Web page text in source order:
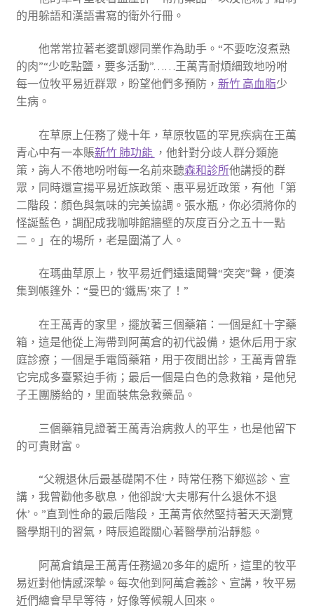
的用躲語和漢語書寫的衛外行冊。
他常常拉著老婆凱嫪同業作為助手。“不要吃沒煮熟
的肉”“少吃點鹽，要多活動”……王萬青耐煩細致地吩咐
每一位牧平易近群眾，盼望他們多預防， 新竹 高血脂少
生病。
在草原上任務了幾十年，草原牧區的罕見疾病在王萬
青心中有一本賬新竹 肺功能 ，他針對分歧人群分類施
策，誨人不倦地吩咐每一名前來聽森和診所他講授的群
眾，同時還宣揚平易近族政策、惠平易近政策，有他「第
二階段：顏色與氣味的完美協調。張水瓶，你必須將你的
怪誕藍色，調配成我咖啡館牆壁的灰度百分之五十一點
二。」在的場所，老是圍滿了人。
在瑪曲草原上，牧平易近們遠遠聞聲“突突”聲，便湊
集到帳篷外：“曼巴的‘鐵馬’來了！”
在王萬青的家里，擺放著三個藥箱：一個是紅十字藥
箱，這是他從上海帶到阿萬倉的初代設備，退休后用于家
庭診療；一個是手電筒藥箱，用于夜間出診，王萬青曾靠
它完成多臺緊迫手術；最后一個是白色的急救箱，是他兒
子王團勝給的，里面裝焦急救藥品。
三個藥箱見證著王萬青治病救人的平生，也是他留下
的可貴財富。
“父親退休后最基礎閑不住，時常任務下鄉巡診、宣
講，我曾勸他多歇息，他卻說‘大夫哪有什么退休不退
休’。”直到性命的最后階段，王萬青依然堅持著天天瀏覽
醫學期刊的習氣，時辰追蹤關心著醫學前沿靜態。
阿萬倉鎮是王萬青任務過20多年的處所，這里的牧平
易近對他情感深摯。每次他到阿萬倉義診、宣講，牧平易
近們總會早早等待，好像等候親人回來。